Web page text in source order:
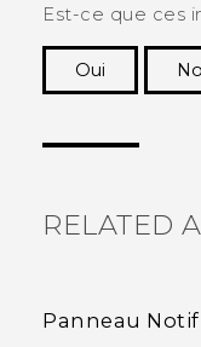
Est-ce que ces
Oui
RELATED
Panneau